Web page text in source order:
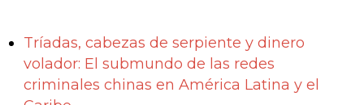
Tríadas, cabezas de serpiente y dinero
volador: El submundo de las redes
criminales chinas en América Latina y el